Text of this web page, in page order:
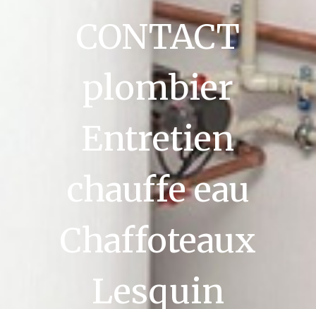
CONTACT
plombier
Entretien
chauffe eau
Chaffoteaux
Lesquin